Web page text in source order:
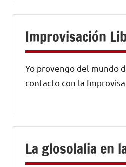
Improvisación
Yo provengo del mundo
contacto con la
La glosolalia en